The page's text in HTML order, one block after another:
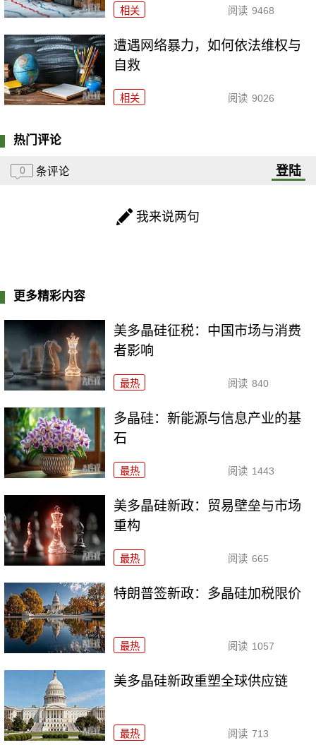
相关 阅读 9468
遭遇网络暴力，如何依法维权与
自救
相关 阅读 9026
热门评论
0 条评论 登陆
我来说两句
更多精彩内容
美多晶硅征税：中国市场与消费
者影响
最热 阅读 840
多晶硅：新能源与信息产业的基
石
最热 阅读 1443
美多晶硅新政：贸易壁垒与市场
重构
最热 阅读 665
特朗普签新政：多晶硅加税限价
最热 阅读 1057
美多晶硅新政重塑全球供应链
最热 阅读 713